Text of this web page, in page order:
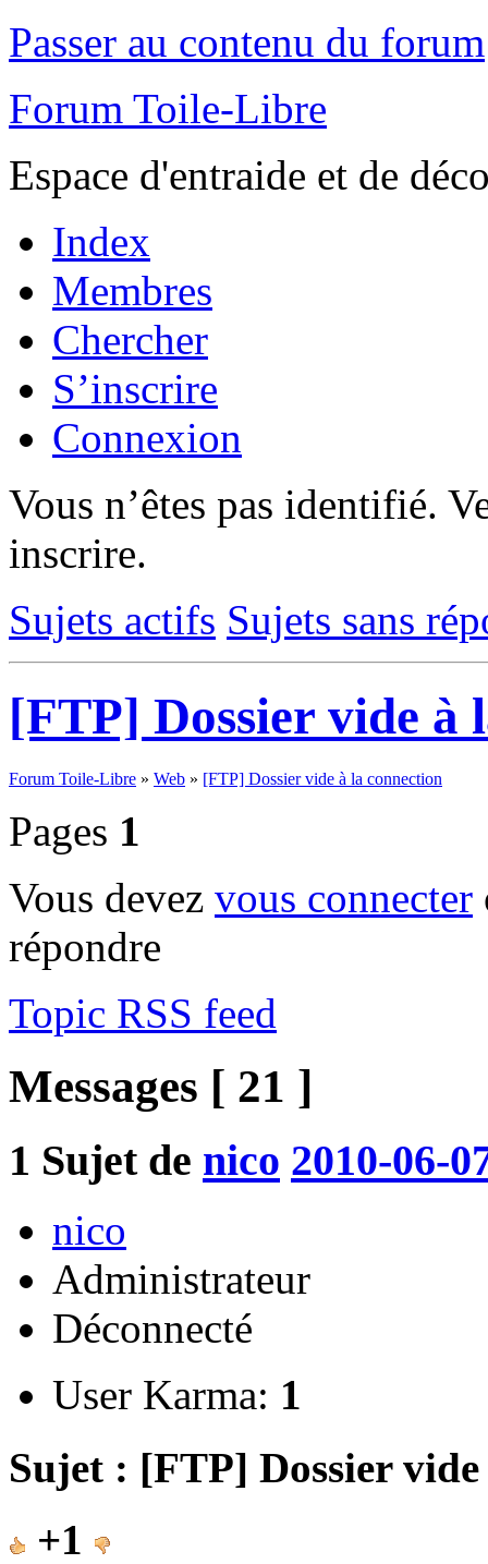
Passer au contenu du forum
Forum Toile-Libre
Espace d'entraide et de
Index
Membres
Chercher
S’inscrire
Connexion
Vous n’êtes pas identifié.
inscrire.
Sujets actifs Sujets sans
[FTP] Dossier vide à
Forum Toile-Libre » Web » [FTP] Dossier vide à la connection
Pages 1
Vous devez vous connecter
répondre
Topic RSS feed
Messages [ 21 ]
1 Sujet de nico 2010-06-
nico
Administrateur
Déconnecté
User Karma: 1
Sujet : [FTP] Dossier
+1